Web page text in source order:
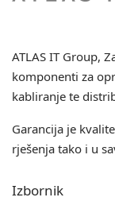
ATLAS IT Group,
komponenti za
kabliranje te
Garancija je
rješenja tako i u
Izbornik